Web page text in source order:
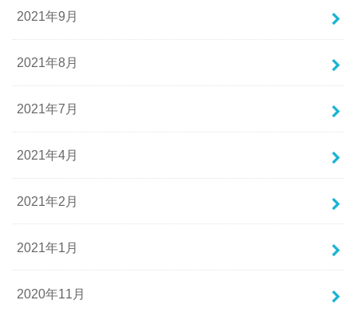
2021年9月
2021年8月
2021年7月
2021年4月
2021年2月
2021年1月
2020年11月